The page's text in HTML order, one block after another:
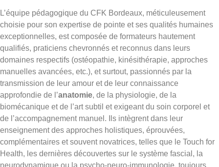
L’équipe pédagogique du CFK Bordeaux, méticuleusement
choisie pour son expertise de pointe et ses qualités humaines
exceptionnelles, est composée de formateurs hautement
qualifiés, praticiens chevronnés et reconnus dans leurs
domaines respectifs (ostéopathie, kinésithérapie, approches
manuelles avancées, etc.), et surtout, passionnés par la
transmission de leur amour et de leur connaissance
approfondie de l’anatomie, de la physiologie, de la
biomécanique et de l’art subtil et exigeant du soin corporel et
de l’accompagnement manuel. Ils intègrent dans leur
enseignement des approches holistiques, éprouvées,
complémentaires et souvent novatrices, telles que le Touch for
Health, les dernières découvertes sur le système fascial, la